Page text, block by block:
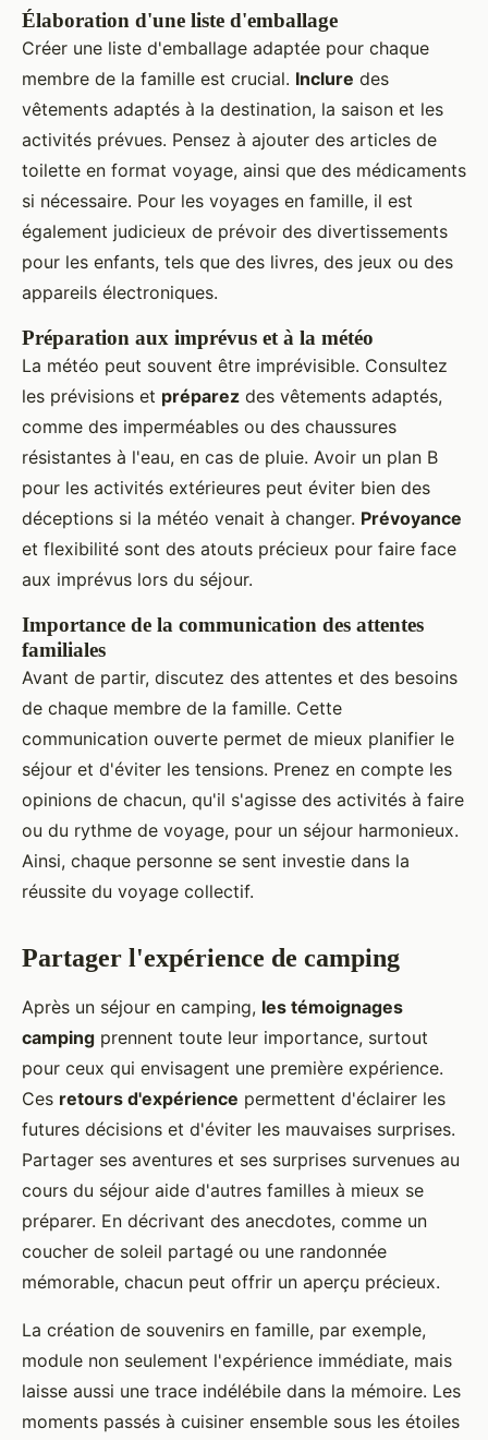
Élaboration d'une liste d'emballage
Créer une liste d'emballage adaptée pour chaque
membre de la famille est crucial. Inclure des
vêtements adaptés à la destination, la saison et les
activités prévues. Pensez à ajouter des articles de
toilette en format voyage, ainsi que des médicaments
si nécessaire. Pour les voyages en famille, il est
également judicieux de prévoir des divertissements
pour les enfants, tels que des livres, des jeux ou des
appareils électroniques.
Préparation aux imprévus et à la météo
La météo peut souvent être imprévisible. Consultez
les prévisions et préparez des vêtements adaptés,
comme des imperméables ou des chaussures
résistantes à l'eau, en cas de pluie. Avoir un plan B
pour les activités extérieures peut éviter bien des
déceptions si la météo venait à changer. Prévoyance
et flexibilité sont des atouts précieux pour faire face
aux imprévus lors du séjour.
Importance de la communication des attentes
familiales
Avant de partir, discutez des attentes et des besoins
de chaque membre de la famille. Cette
communication ouverte permet de mieux planifier le
séjour et d'éviter les tensions. Prenez en compte les
opinions de chacun, qu'il s'agisse des activités à faire
ou du rythme de voyage, pour un séjour harmonieux.
Ainsi, chaque personne se sent investie dans la
réussite du voyage collectif.
Partager l'expérience de camping
Après un séjour en camping, les témoignages
camping prennent toute leur importance, surtout
pour ceux qui envisagent une première expérience.
Ces retours d'expérience permettent d'éclairer les
futures décisions et d'éviter les mauvaises surprises.
Partager ses aventures et ses surprises survenues au
cours du séjour aide d'autres familles à mieux se
préparer. En décrivant des anecdotes, comme un
coucher de soleil partagé ou une randonnée
mémorable, chacun peut offrir un aperçu précieux.
La création de souvenirs en famille, par exemple,
module non seulement l'expérience immédiate, mais
laisse aussi une trace indélébile dans la mémoire. Les
moments passés à cuisiner ensemble sous les étoiles